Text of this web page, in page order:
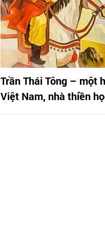
Trần Thái Tông – một
Việt Nam, nhà thiền